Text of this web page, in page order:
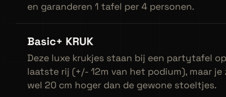
en garanderen 1 tafel per 4 personen.
Basic+ KRUK
Deze luxe krukjes staan bij een partytafel
laatste rij (+/- 12m van het podium), maar je
wel 20 cm hoger dan de gewone stoeltjes.